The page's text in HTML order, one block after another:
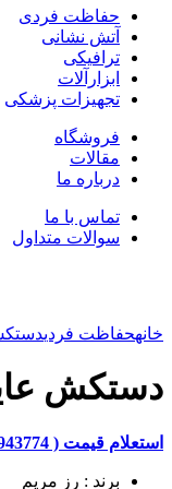
حفاظت فردی
آتش نشانی
ترافیکی
ابزارآلات
تجهیزات پزشکی
فروشگاه
مقالات
درباره ما
تماس با ما
سوالات متداول
خانهحفاظت فردی
دستکش
استعلام قیمت ( 09182943774 )
برند : رز مریم